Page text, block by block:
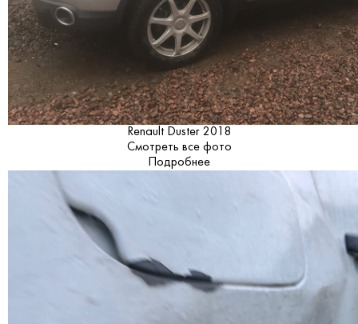
Renault Duster 2018
Смотреть все фото
Подробнее